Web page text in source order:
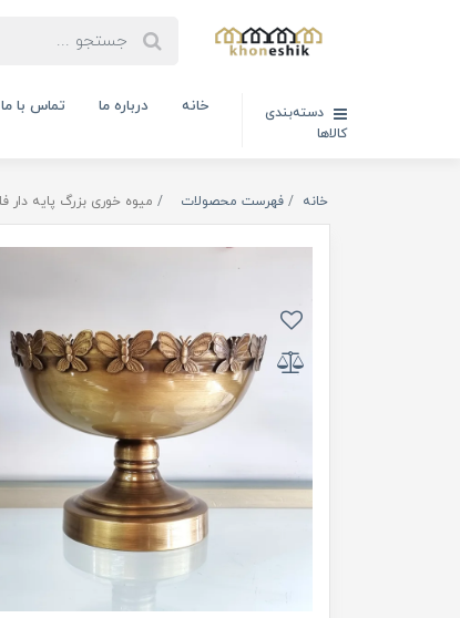
دسته‌بندی
کالاها
خانه درباره ما تماس با ما
خانه فهرست محصولات میوه خوری بزرگ پایه دار فلزی